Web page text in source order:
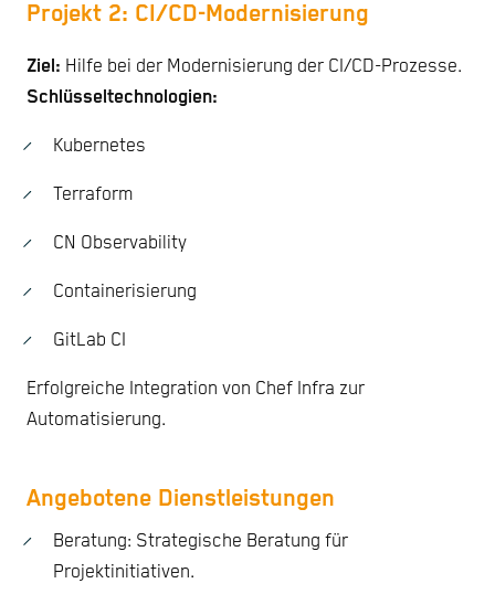
Projekt 2: CI/CD-Modernisierung
Ziel: Hilfe bei der Modernisierung der CI/CD-Prozesse.
Schlüsseltechnologien:
Kubernetes
Terraform
CN Observability
Containerisierung
GitLab CI
Erfolgreiche Integration von Chef Infra zur
Automatisierung.
Angebotene Dienstleistungen
Beratung: Strategische Beratung für
Projektinitiativen.